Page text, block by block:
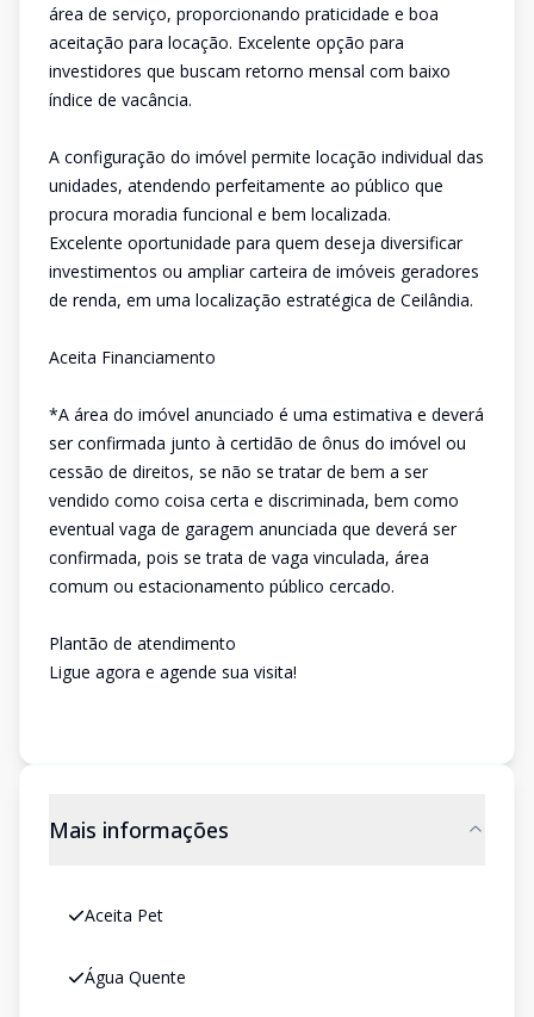
área de serviço, proporcionando praticidade e boa
aceitação para locação. Excelente opção para
investidores que buscam retorno mensal com baixo
índice de vacância.
A configuração do imóvel permite locação individual das
unidades, atendendo perfeitamente ao público que
procura moradia funcional e bem localizada.
Excelente oportunidade para quem deseja diversificar
investimentos ou ampliar carteira de imóveis geradores
de renda, em uma localização estratégica de Ceilândia.
Aceita Financiamento
*A área do imóvel anunciado é uma estimativa e deverá
ser confirmada junto à certidão de ônus do imóvel ou
cessão de direitos, se não se tratar de bem a ser
vendido como coisa certa e discriminada, bem como
eventual vaga de garagem anunciada que deverá ser
confirmada, pois se trata de vaga vinculada, área
comum ou estacionamento público cercado.
Plantão de atendimento
Ligue agora e agende sua visita!
Mais informações
Aceita Pet
Água Quente